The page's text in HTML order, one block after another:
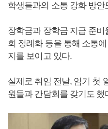
학생들과의 소통 강화 방안
장학금과 장학금 지급 준
회 정례화 등을 통해 소통
지를 보이고 있다.
실제로 취임 전날, 임기 첫
원들과 간담회를 갖기도 했